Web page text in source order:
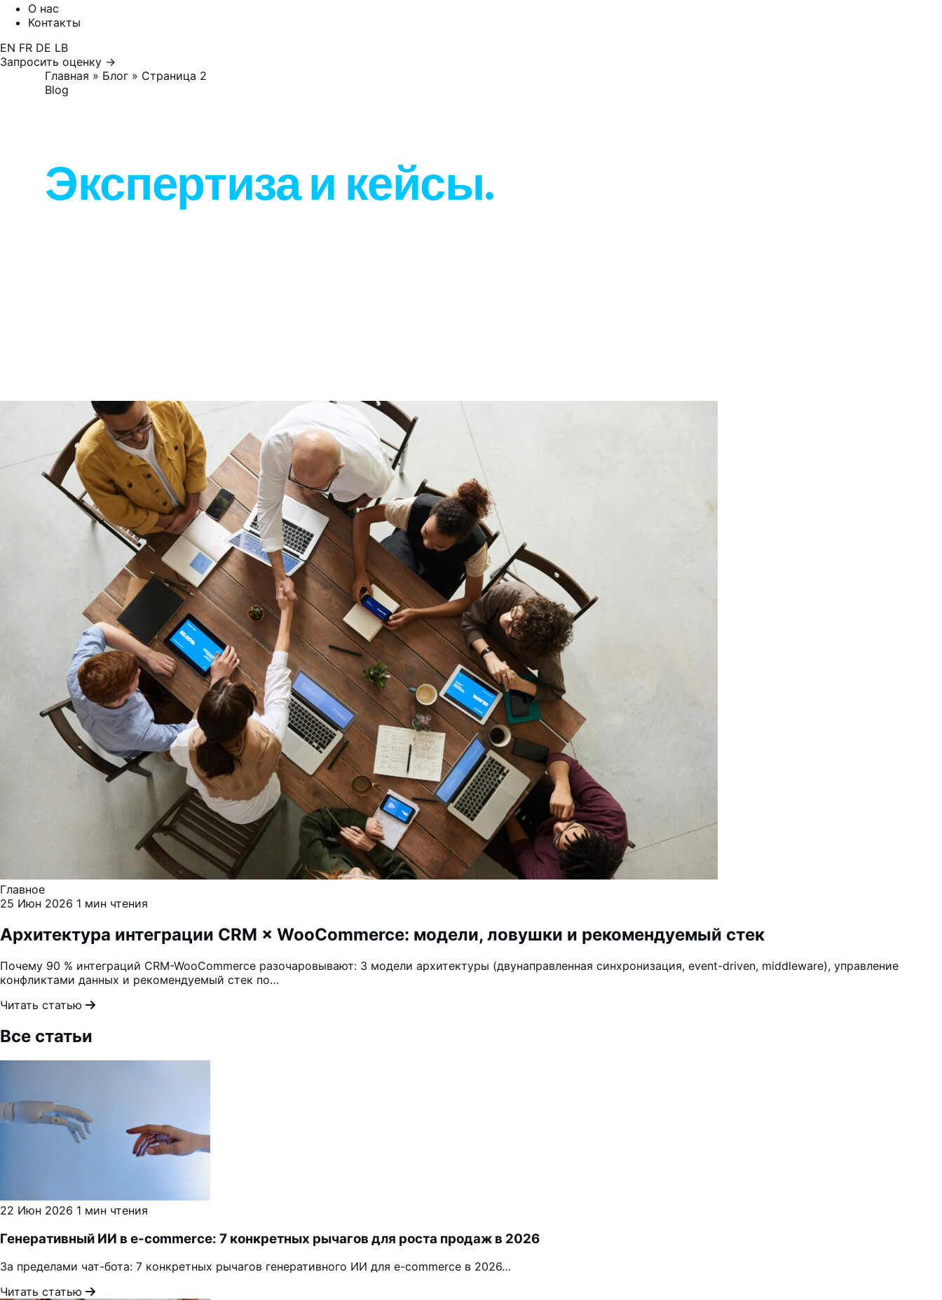
О нас
Контакты
EN FR DE LB
Запросить оценку →
Главная » Блог » Страница 2
Blog
Экспертиза и кейсы.
Главное
25 Июн 2026 1 мин чтения
Архитектура интеграции CRM × WooCommerce: модели, ловушки и рекомендуемый стек
Почему 90 % интеграций CRM-WooCommerce разочаровывают: 3 модели архитектуры (двунаправленная синхронизация, event-driven, middleware), управление
конфликтами данных и рекомендуемый стек по…
Читать статью
Все статьи
22 Июн 2026 1 мин чтения
Генеративный ИИ в e-commerce: 7 конкретных рычагов для роста продаж в 2026
За пределами чат-бота: 7 конкретных рычагов генеративного ИИ для e-commerce в 2026…
Читать статью